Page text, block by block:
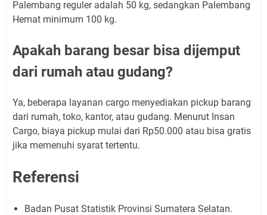
Palembang reguler adalah 50 kg, sedangkan Palembang
Hemat minimum 100 kg.
Apakah barang besar bisa dijemput
dari rumah atau gudang?
Ya, beberapa layanan cargo menyediakan pickup barang
dari rumah, toko, kantor, atau gudang. Menurut Insan
Cargo, biaya pickup mulai dari Rp50.000 atau bisa gratis
jika memenuhi syarat tertentu.
Referensi
Badan Pusat Statistik Provinsi Sumatera Selatan.